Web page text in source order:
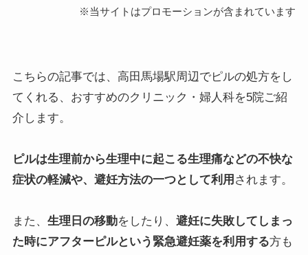
※当サイトはプロモーションが含まれています
こちらの記事では、高田馬場駅周辺でピルの処方をし
てくれる、おすすめのクリニック・婦人科を5院ご紹
介します。
ピルは生理前から生理中に起こる生理痛などの不快な
症状の軽減や、避妊方法の一つとして利用 されます。
また、 生理日の移動をしたり、 避妊に失敗してしまっ
た時にアフターピルという緊急避妊薬を利用する方も